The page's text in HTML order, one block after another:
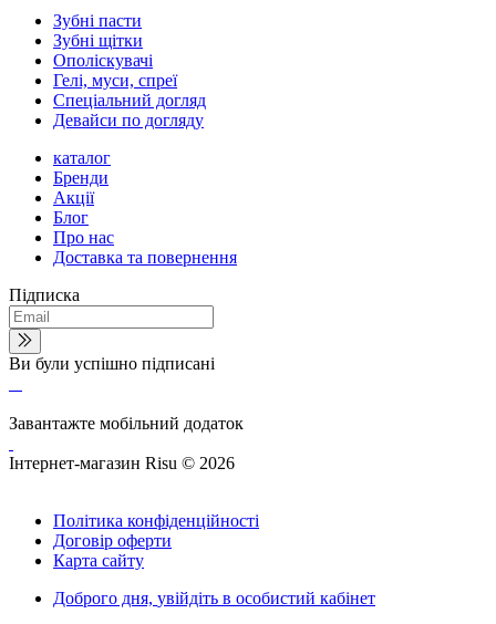
Зубні пасти
Зубні щітки
Ополіскувачі
Гелі, муси, спреї
Спеціальний догляд
Девайси по догляду
каталог
Бренди
Акції
Блог
Про нас
Доставка та повернення
Підписка
Ви були успішно підписані
Завантажте мобільний додаток
Інтернет-магазин Risu © 2026
Політика конфіденційності
Договір оферти
Карта сайту
Доброго дня, увійдіть в особистий кабінет